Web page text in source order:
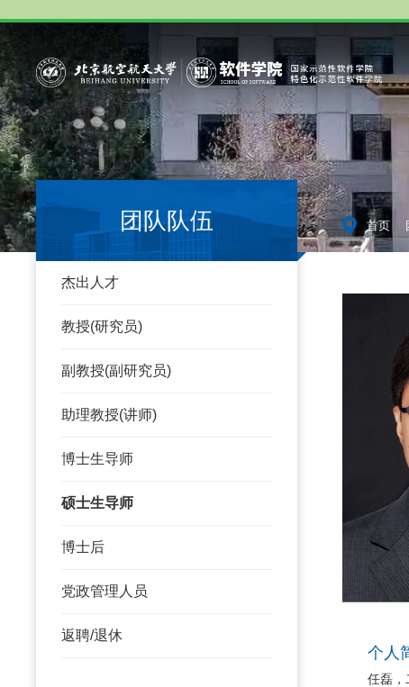
团队队伍
杰出人才
教授(研究员)
副教授(副研究员)
助理教授(讲师)
博士生导师
硕士生导师
博士后
党政管理人员
返聘/退休
首页
个人
任磊，二